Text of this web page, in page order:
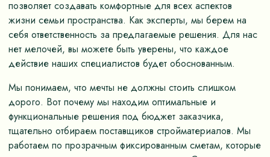
позволяет создавать комфортные для всех аспектов
жизни семьи пространства. Как эксперты, мы берем на
себя ответственность за предлагаемые решения. Для нас
нет мелочей, вы можете быть уверены, что каждое
действие наших специалистов будет обоснованным.
Мы понимаем, что мечты не должны стоить слишком
дорого. Вот почему мы находим оптимальные и
функциональные решения под бюджет заказчика,
тщательно отбираем поставщиков стройматериалов. Мы
работаем по прозрачным фиксированным сметам, которые